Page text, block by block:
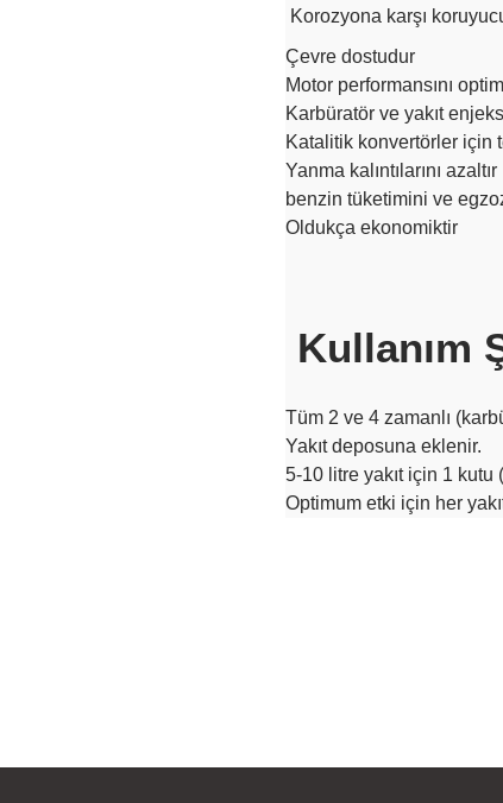
Korozyona karşı
Çevre dostudur
Motor performansını
Karbüratör ve yakıt
Katalitik konvertörler için
Yanma kalıntılarını azaltır
benzin tüketimini ve
Oldukça ekonomiktir
Kullanım
Tüm 2 ve 4 zamanlı
Yakıt deposuna eklenir.
5-10 litre yakıt için 1 kutu
Optimum etki için her